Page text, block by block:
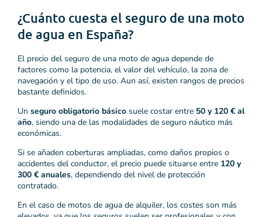
¿Cuánto cuesta el seguro de una moto
de agua en España?
El precio del seguro de una moto de agua depende de
factores como la potencia, el valor del vehículo, la zona de
navegación y el tipo de uso. Aun así, existen rangos de precios
bastante definidos.
Un seguro obligatorio básico suele costar entre 50 y 120 € al
año, siendo una de las modalidades de seguro náutico más
económicas.
Si se añaden coberturas ampliadas, como daños propios o
accidentes del conductor, el precio puede situarse entre 120 y
300 € anuales, dependiendo del nivel de protección
contratado.
En el caso de motos de agua de alquiler, los costes son más